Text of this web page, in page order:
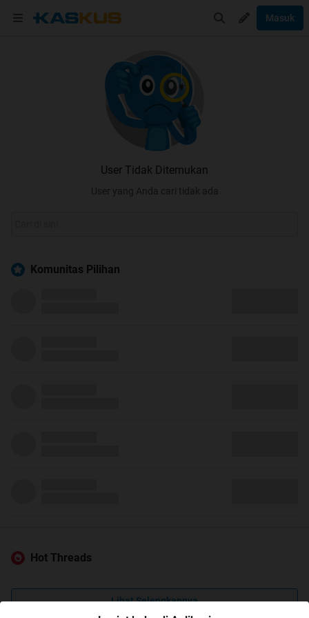
Masuk
User Tidak Ditemukan
User yang Anda cari tidak ada
Komunitas Pilihan
Hot Threads
Lihat Selengkapnya